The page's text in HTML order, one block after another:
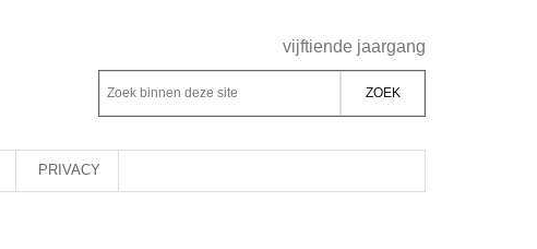
Rechts
vijftiende jaargang
Z
o
e
k
Z
o
k
b
PRIVACY